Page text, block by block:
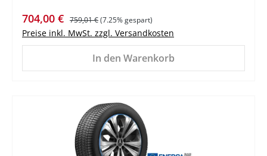
Verkaufspreis:
704,00 € Regulärer Preis:
759,01 €(7.25% gespart)
Preise inkl. MwSt. zzgl. Versandkosten
In den Warenkorb